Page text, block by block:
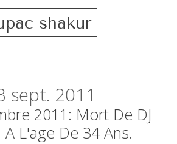
shakur
sept. 2011
2011: Mort De DJ
A L'age De 34 Ans.